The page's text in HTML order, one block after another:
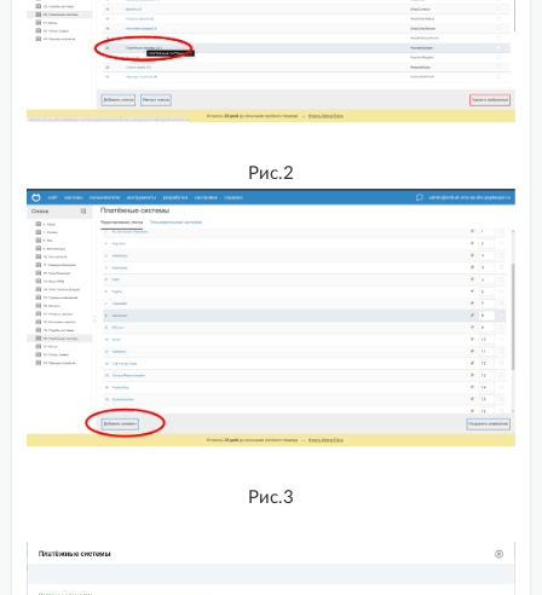
ocStore
ocStore 2.1
ocStore 2.3
PHPShop
PrestaShop 1.6
Prestashop 1.7
Shop-Script
SimplaCMS
Tilda
Virtuality CMS
Рис.2
Рис.3